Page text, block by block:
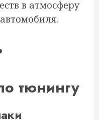
в атмосферу
тюнингу